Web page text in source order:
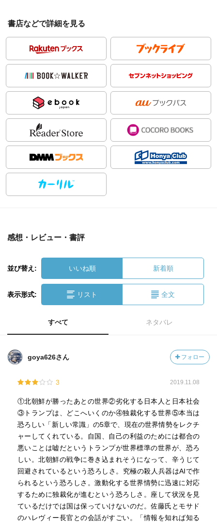
書店などで詳細を見る
感想・レビュー・書評
並び替え: いいね順 新着順
表示形式: リスト 全文
すべて ネタバレ
goya626さん フォロー
3 2019.11.08
①北朝鮮が勝ったあとの世界②劣化する日本人と日本社会
③トランプは、どこへいくのか④独裁化する世界⑤本当は
恐ろしい「新しい常識」の5章で、現在の世界情勢をレクチ
ャーしてくれている。自国、自己の利益のためには都合の
悪いことは嘘だというトランプが世界標準の世界が、恐ろ
しい。北朝鮮の戦争に巻き込まれそうになって、辛うじて
回避されているという恐ろしさ。究極の殺人兵器はAIで作
られるという恐ろしさ。激動化する世界情勢に迅速に対応
するために独裁化が進むという恐ろしさ。座して状況を見
ているだけでは国は保っていけないのだ。佐藤氏とモサド
のハレヴィー長官との会話がすごい。「情報を知れば知る